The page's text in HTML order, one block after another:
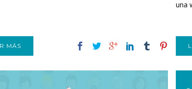
MÁS
una